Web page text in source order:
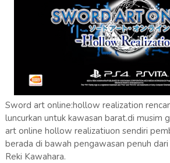
Sword art online:hollow realization
luncurkan untuk kawasan barat.di musim
art online hollow realizatiuon sendiri
berada di bawah pengawasan penuh
Reki Kawahara.